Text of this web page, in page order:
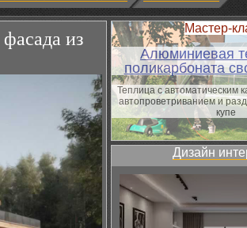
из
Мастер-
Алюминиевая
поликарбоната
Теплица с автоматическим
автопроветриванием и
купе
Дизайн